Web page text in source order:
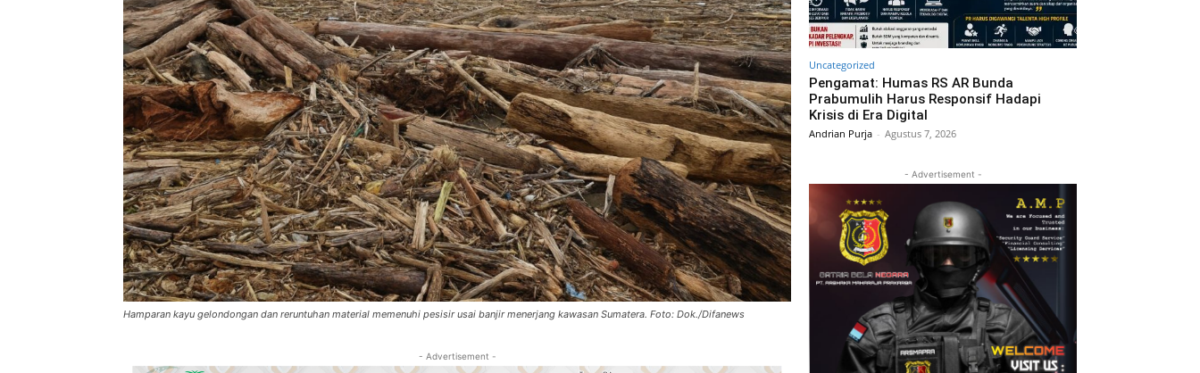
Hamparan kayu gelondongan dan reruntuhan material memenuhi pesisir usai banjir menerjang kawasan Sumatera. Foto: Dok./Difanews
- Advertisement -
Uncategorized
Pengamat: Humas RS AR Bunda
Prabumulih Harus Responsif Hadapi
Krisis di Era Digital
Andrian Purja - Agustus 7, 2026
- Advertisement -